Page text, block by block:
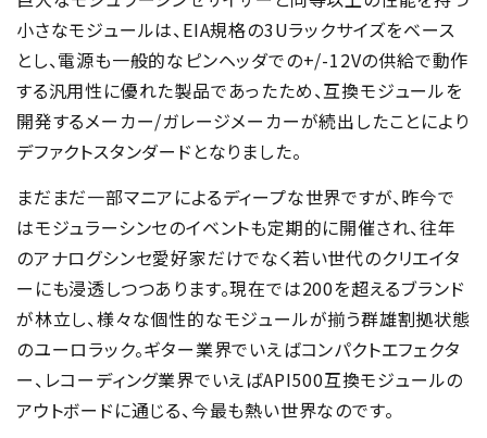
小さなモジュールは、EIA規格の3Uラックサイズをベース
とし、電源も一般的なピンヘッダでの+/-12Vの供給で動作
する汎用性に優れた製品であったため、互換モジュールを
開発するメーカー/ガレージメーカーが続出したことにより
デファクトスタンダードとなりました。
まだまだ一部マニアによるディープな世界ですが、昨今で
はモジュラーシンセのイベントも定期的に開催され、往年
のアナログシンセ愛好家だけでなく若い世代のクリエイタ
ーにも浸透しつつあります。現在では200を超えるブランド
が林立し、様々な個性的なモジュールが揃う群雄割拠状態
のユーロラック。ギター業界でいえばコンパクトエフェクタ
ー、レコーディング業界でいえばAPI500互換モジュールの
アウトボードに通じる、今最も熱い世界なのです。